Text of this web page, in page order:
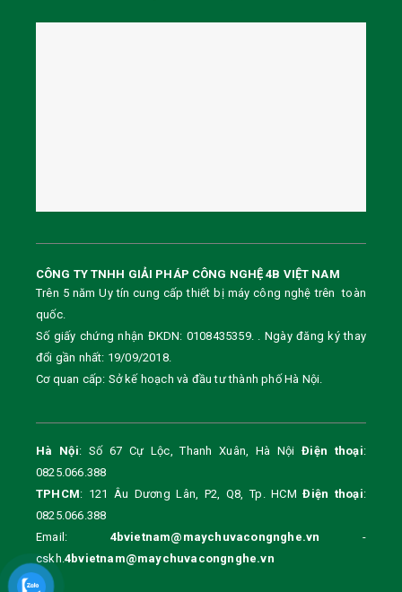
CÔNG TY TNHH GIẢI PHÁP CÔNG NGHỆ 4B VIỆT NAM
Trên 5 năm Uy tín cung cấp thiết bị máy công nghệ trên toàn
quốc.
Số giấy chứng nhận ĐKDN: 0108435359. . Ngày đăng ký thay
đổi gần nhất: 19/09/2018.
Cơ quan cấp: Sở kế hoạch và đầu tư thành phố Hà Nội.
Hà Nội: Số 67 Cự Lộc, Thanh Xuân, Hà NộiĐiện thoại:
0825.066.388
TPHCM: 121 Âu Dương Lân, P2, Q8, Tp. HCMĐiện thoại:
0825.066.388
Email: 4bvietnam@maychuvacongnghe.vn -
cskh.4bvietnam@maychuvacongnghe.vn